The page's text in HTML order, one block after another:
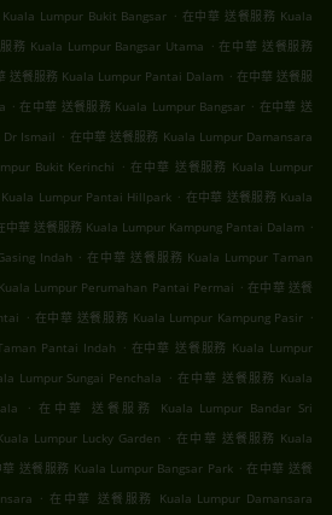
Lumpur Bukit Bangsar . 在中華 送餐服務 Kuala
務 Kuala Lumpur Bangsar Utama . 在中華 送餐服務
送餐服務 Kuala Lumpur Pantai Dalam . 在中華 送餐服
. 在中華 送餐服務 Kuala Lumpur Bangsar . 在中華 送
Dr Ismail . 在中華 送餐服務 Kuala Lumpur Damansara
Bukit Kerinchi . 在中華 送餐服務 Kuala Lumpur
Kuala Lumpur Pantai Hillpark . 在中華 送餐服務 Kuala
中華 送餐服務 Kuala Lumpur Kampung Pantai Dalam .
Indah . 在中華 送餐服務 Kuala Lumpur Taman
Lumpur Perumahan Pantai Permai . 在中華 送餐
. 在中華 送餐服務 Kuala Lumpur Kampung Pasir .
Pantai Indah . 在中華 送餐服務 Kuala Lumpur
Lumpur Sungai Penchala . 在中華 送餐服務 Kuala
. 在中華 送餐服務 Kuala Lumpur Bandar Sri
Lumpur Lucky Garden . 在中華 送餐服務 Kuala
華 送餐服務 Kuala Lumpur Bangsar Park . 在中華 送餐
. 在中華 送餐服務 Kuala Lumpur Damansara